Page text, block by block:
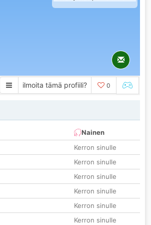
ilmoita tämä profiili? 0
Nainen
Kerron sinulle
Kerron sinulle
Kerron sinulle
Kerron sinulle
Kerron sinulle
Kerron sinulle